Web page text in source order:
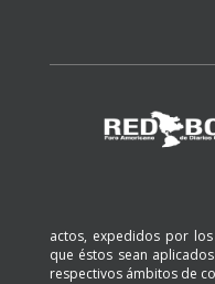
actos, expedidos por
que éstos sean
respectivos ámbitos de